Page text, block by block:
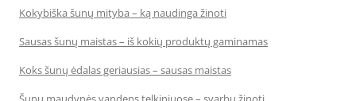
Kokybiška šunų mityba – ką naudinga žinoti
Sausas šunų maistas – iš kokių produktų gaminamas
Koks šunų ėdalas geriausias – sausas maistas